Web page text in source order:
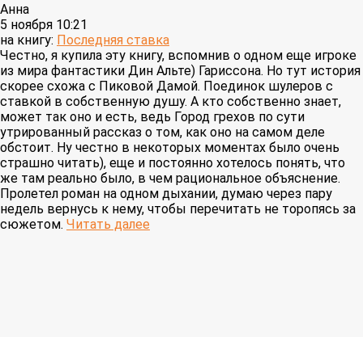
Анна
5 ноября 10:21
на книгу: Последняя ставка
Честно, я купила эту книгу, вспомнив о одном еще игроке
из мира фантастики Дин Альте) Гариссона. Но тут история
скорее схожа с Пиковой Дамой. Поединок шулеров с
ставкой в собственную душу. А кто собственно знает,
может так оно и есть, ведь Город грехов по сути
утрированный рассказ о том, как оно на самом деле
обстоит. Ну честно в некоторых моментах было очень
страшно читать), еще и постоянно хотелось понять, что
же там реально было, в чем рациональное объяснение.
Пролетел роман на одном дыхании, думаю через пару
недель вернусь к нему, чтобы перечитать не торопясь за
сюжетом. Читать далее